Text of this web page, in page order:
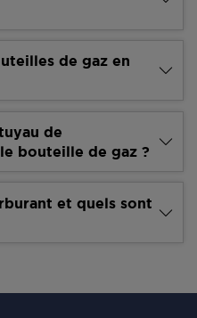
de gaz en
de
bouteille de gaz ?
et quels sont